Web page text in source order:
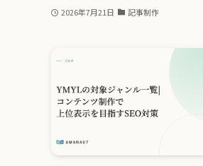
2026年7月21日 記事制作